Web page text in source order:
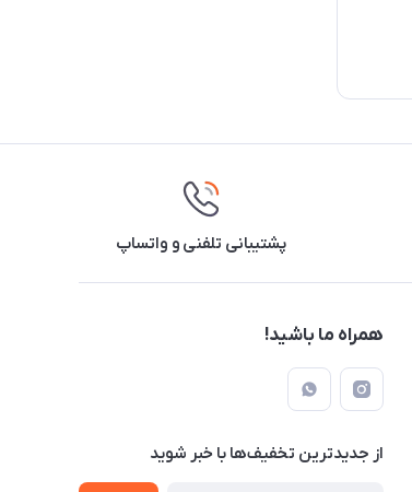
پشتیبانی تلفنی و واتساپ
همراه ما باشید!
از جدید‌ترین تخفیف‌ها با‌ خبر شوید